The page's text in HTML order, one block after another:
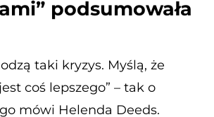
podsumowała
taki kryzys. Myślą, że
coś lepszego” – tak o
mówi Helenda Deeds.